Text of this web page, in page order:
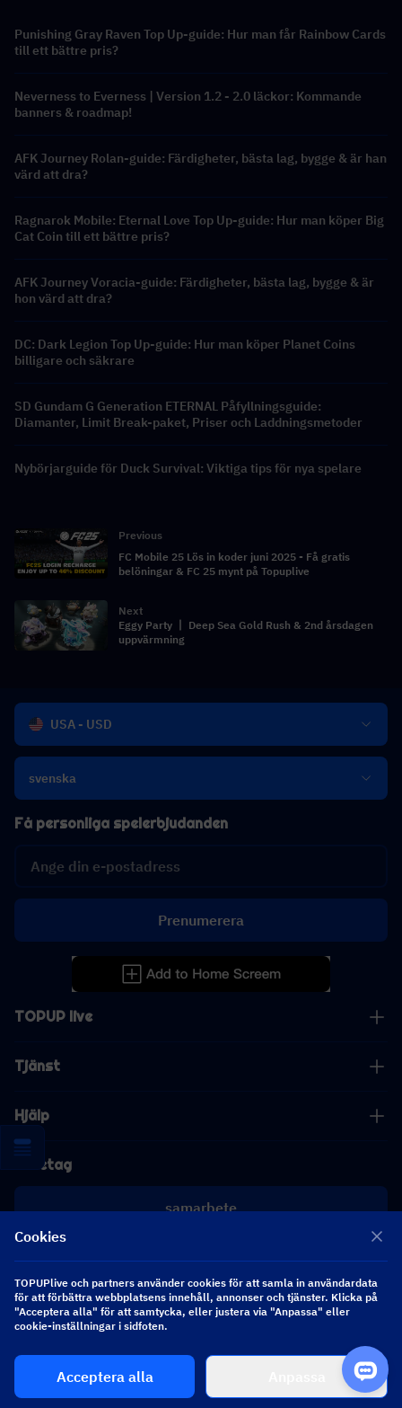
Punishing Gray Raven Top Up-guide: Hur man får Rainbow Cards
till ett bättre pris?
Neverness to Everness | Version 1.2 - 2.0 läckor: Kommande
banners & roadmap!
AFK Journey Rolan-guide: Färdigheter, bästa lag, bygge & är han
värd att dra?
Ragnarok Mobile: Eternal Love Top Up-guide: Hur man köper Big
Cat Coin till ett bättre pris?
AFK Journey Voracia-guide: Färdigheter, bästa lag, bygge & är
hon värd att dra?
DC: Dark Legion Top Up-guide: Hur man köper Planet Coins
billigare och säkrare
SD Gundam G Generation ETERNAL Påfyllningsguide:
Diamanter, Limit Break-paket, Priser och Laddningsmetoder
Nybörjarguide för Duck Survival: Viktiga tips för nya spelare
Previous
FC Mobile 25 Lös in koder juni 2025 - Få gratis
belöningar & FC 25 mynt på Topuplive
Next
Eggy Party 丨 Deep Sea Gold Rush & 2nd årsdagen
uppvärmning
USA - USD
svenska
TOPUP live
Tjänst
Hjälp
Företag
samarbete
[email protected]
Få personliga spelerbjudanden
Prenumerera
Följ oss
Copyright 2026 SEA WHALE TECHNOLOGY PTE.LTD. All Rights Reserved.
Cookies
TOPUPlive och partners använder cookies för att samla in användardata
för att förbättra webbplatsens innehåll, annonser och tjänster. Klicka på
"Acceptera alla" för att samtycka, eller justera via "Anpassa" eller
cookie-inställningar i sidfoten.
Acceptera alla